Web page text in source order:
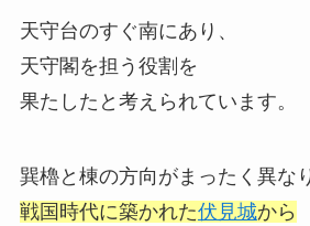
天守台のすぐ南にあり、
天守閣を担う役割を
果たしたと考えられています。
巽櫓と棟の方向がまったく異なり
戦国時代に築かれた伏見城から